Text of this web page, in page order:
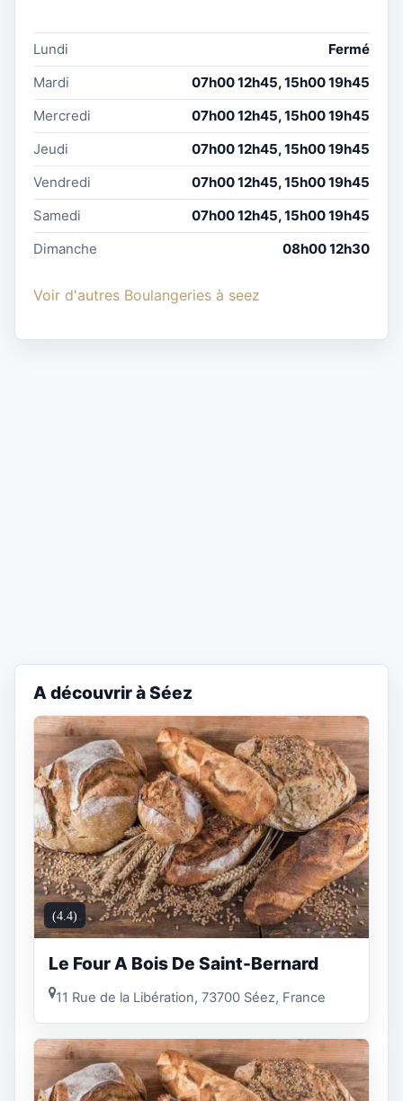
Lundi
Fermé
Mardi
07h00 12h45, 15h00 19h45
Mercredi
07h00 12h45, 15h00 19h45
Jeudi
07h00 12h45, 15h00 19h45
Vendredi
07h00 12h45, 15h00 19h45
Samedi
07h00 12h45, 15h00 19h45
Dimanche
08h00 12h30
Voir d'autres Boulangeries à seez
A découvrir à Séez
(4.4)
Le Four A Bois De Saint-Bernard
11 Rue de la Libération, 73700 Séez, France